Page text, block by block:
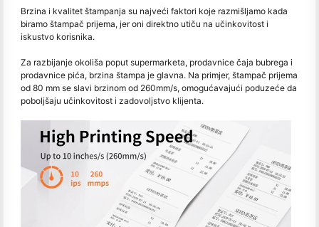
Brzina i kvalitet štampanja su najveći faktori koje razmišljamo kada
biramo štampač prijema, jer oni direktno utiču na učinkovitost i
iskustvo korisnika.
Za razbijanje okoliša poput supermarketa, prodavnice čaja bubrega i
prodavnice pića, brzina štampa je glavna. Na primjer, štampač prijema
od 80 mm se slavi brzinom od 260mm/s, omogućavajući poduzeće da
poboljšaju učinkovitost i zadovoljstvo klijenta.